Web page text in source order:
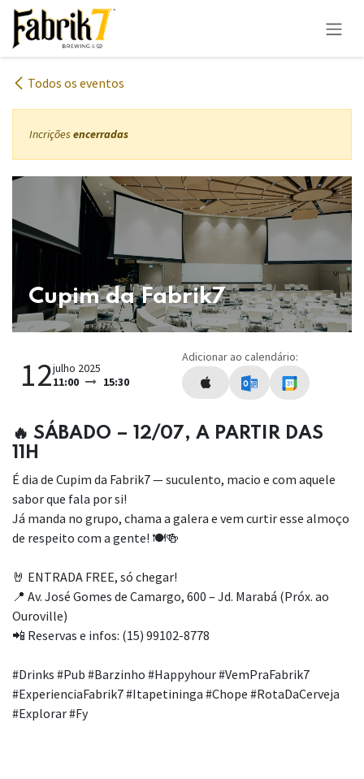
Pular para o conteúdo
Todos os eventos
Incrições encerradas
Cupim da Fabrik7
12julho 2025
11:00
15:30
Adicionar ao calendário:
🔥 SÁBADO – 12/07, A PARTIR DAS
11H
É dia de Cupim da Fabrik7 — suculento, macio e com aquele
sabor que fala por si!
Já manda no grupo, chama a galera e vem curtir esse almoço
de respeito com a gente! 🍽️🍻
🤘 ENTRADA FREE, só chegar!
📍 Av. José Gomes de Camargo, 600 – Jd. Marabá (Próx. ao
Ouroville)
📲 Reservas e infos: (15) 99102-8778
#Drinks #Pub #Barzinho #Happyhour #VemPraFabrik7
#ExperienciaFabrik7 #Itapetininga #Chope #RotaDaCerveja
#Explorar #Fy